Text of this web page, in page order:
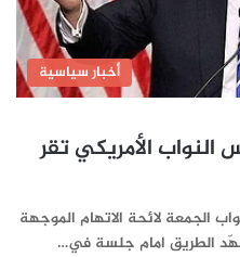
أخبار سياسية
الأمريكي تقر
الجمعة لائحة الاتهام الموجهة
الطريق امام جلسة في…